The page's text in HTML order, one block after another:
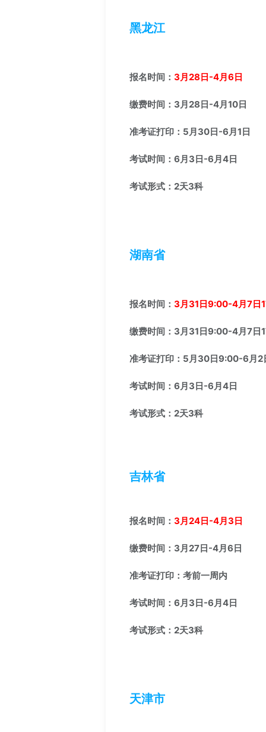
黑龙江
报名时间： 3月28日-4月6日
缴费时间：3月28日-4月10日
准考证打印：5月30日-6月1日
考试时间：6月3日-6月4日
考试形式：2天3科
湖南省
报名时间： 3月31日9:00-4月7日
缴费时间：3月31日9:00-4月7日
准考证打印：5月30日9:00-6月2
考试时间：6月3日-6月4日
考试形式：2天3科
吉林省
报名时间： 3月24日-4月3日
缴费时间：3月27日-4月6日
准考证打印：考前一周内
考试时间：6月3日-6月4日
考试形式：2天3科
天津市